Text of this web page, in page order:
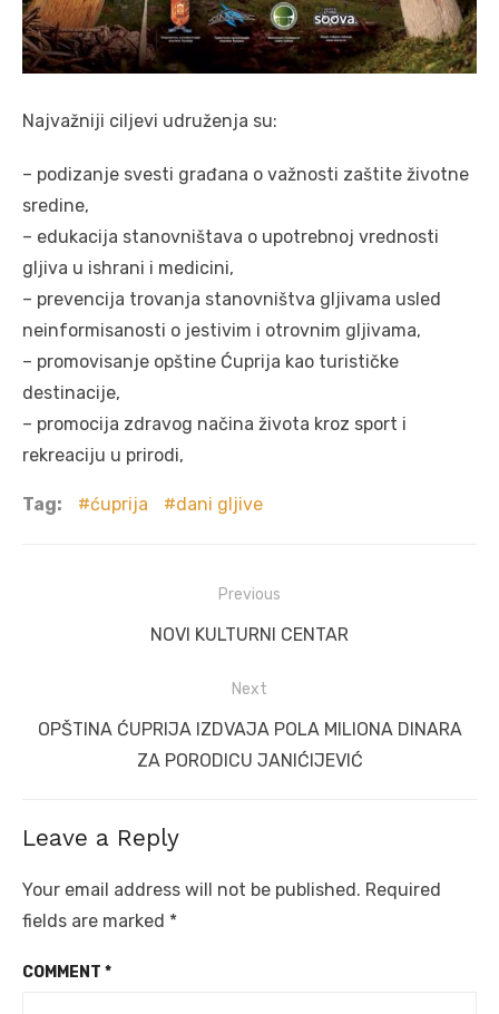
Najvažniji ciljevi udruženja su:
– podizanje svesti građana o važnosti zaštite životne
sredine,
– edukacija stanovništava o upotrebnoj vrednosti
gljiva u ishrani i medicini,
– prevencija trovanja stanovništva gljivama usled
neinformisanosti o jestivim i otrovnim gljivama,
– promovisanje opštine Ćuprija kao turističke
destinacije,
– promocija zdravog načina života kroz sport i
rekreaciju u prirodi,
Tag: ćuprija dani gljive
navigation
Previous
Previous
NOVI KULTURNI CENTAR
Next
Next
OPŠTINA ĆUPRIJA IZDVAJA POLA MILIONA DINARA
ZA PORODICU JANIĆIJEVIĆ
Leave a Reply
Your email address will not be published. Required
fields are marked *
COMMENT *